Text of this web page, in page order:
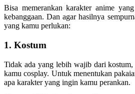
Bisa memerankan karakter anime
kebanggaan. Dan agar hasilnya
yang kamu perlukan:
1. Kostum
Tidak ada yang lebih wajib dari
kamu cosplay. Untuk menentukan
apa karakter yang ingin kamu perankan.